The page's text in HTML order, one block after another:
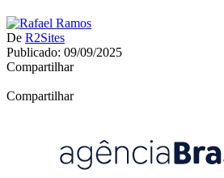
De R2Sites
Publicado: 09/09/2025
Compartilhar
Compartilhar